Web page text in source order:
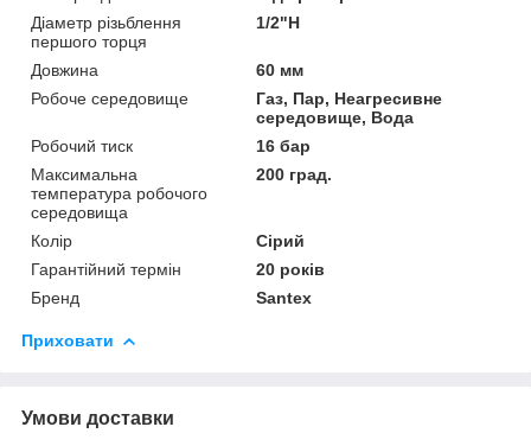
Діаметр різьблення
першого торця
1/2"Н
Довжина
60 мм
Робоче середовище
Газ, Пар, Неагресивне
середовище, Вода
Робочий тиск
16 бар
Максимальна
температура робочого
середовища
200 град.
Колір
Сірий
Гарантійний термін
20 років
Бренд
Santex
Приховати
Умови доставки